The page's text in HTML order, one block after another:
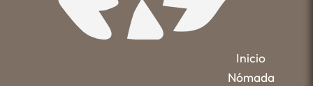
Inicio
Nómada